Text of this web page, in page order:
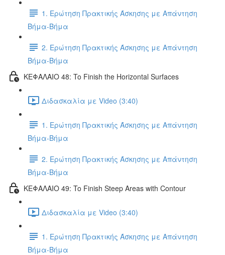
1. Ερώτηση Πρακτικής Άσκησης με Απάντηση
Βήμα-Βήμα
2. Ερώτηση Πρακτικής Άσκησης με Απάντηση
Βήμα-Βήμα
ΚΕΦΑΛΑΙΟ 48: To Finish the Horizontal Surfaces
Διδασκαλία με Video (3:40)
1. Ερώτηση Πρακτικής Άσκησης με Απάντηση
Βήμα-Βήμα
2. Ερώτηση Πρακτικής Άσκησης με Απάντηση
Βήμα-Βήμα
ΚΕΦΑΛΑΙΟ 49: To Finish Steep Areas with Contour
Διδασκαλία με Video (3:40)
1. Ερώτηση Πρακτικής Άσκησης με Απάντηση
Βήμα-Βήμα